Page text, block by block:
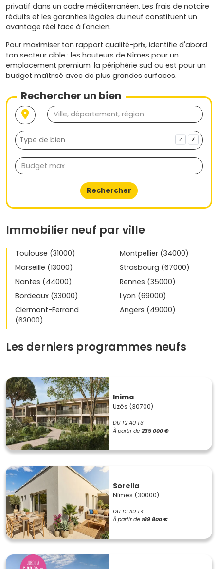
privatif dans un cadre méditerranéen. Les frais de notaire
réduits et les garanties légales du neuf constituent un
avantage réel face à l'ancien.
Pour maximiser ton rapport qualité-prix, identifie d'abord
ton secteur cible : les hauteurs de Nîmes pour un
emplacement premium, la périphérie sud ou est pour un
budget maîtrisé avec de plus grandes surfaces.
Rechercher un bien
✓ ✗
Rechercher
Immobilier neuf par ville
Toulouse (31000)
Montpellier (34000)
Marseille (13000)
Strasbourg (67000)
Nantes (44000)
Rennes (35000)
Bordeaux (33000)
Lyon (69000)
Clermont-Ferrand
(63000)
Angers (49000)
Les derniers programmes neufs
Inima
Uzès (30700)
DU T2 AU T3
À partir de235 000 €
Sorella
Nîmes (30000)
DU T2 AU T4
À partir de 189 800 €